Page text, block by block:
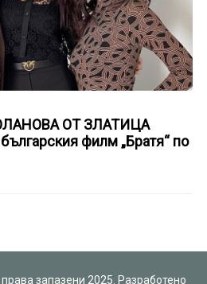
ОТ ЗЛАТИЦА
филм „Братя“ по
запазени 2025. Разработено